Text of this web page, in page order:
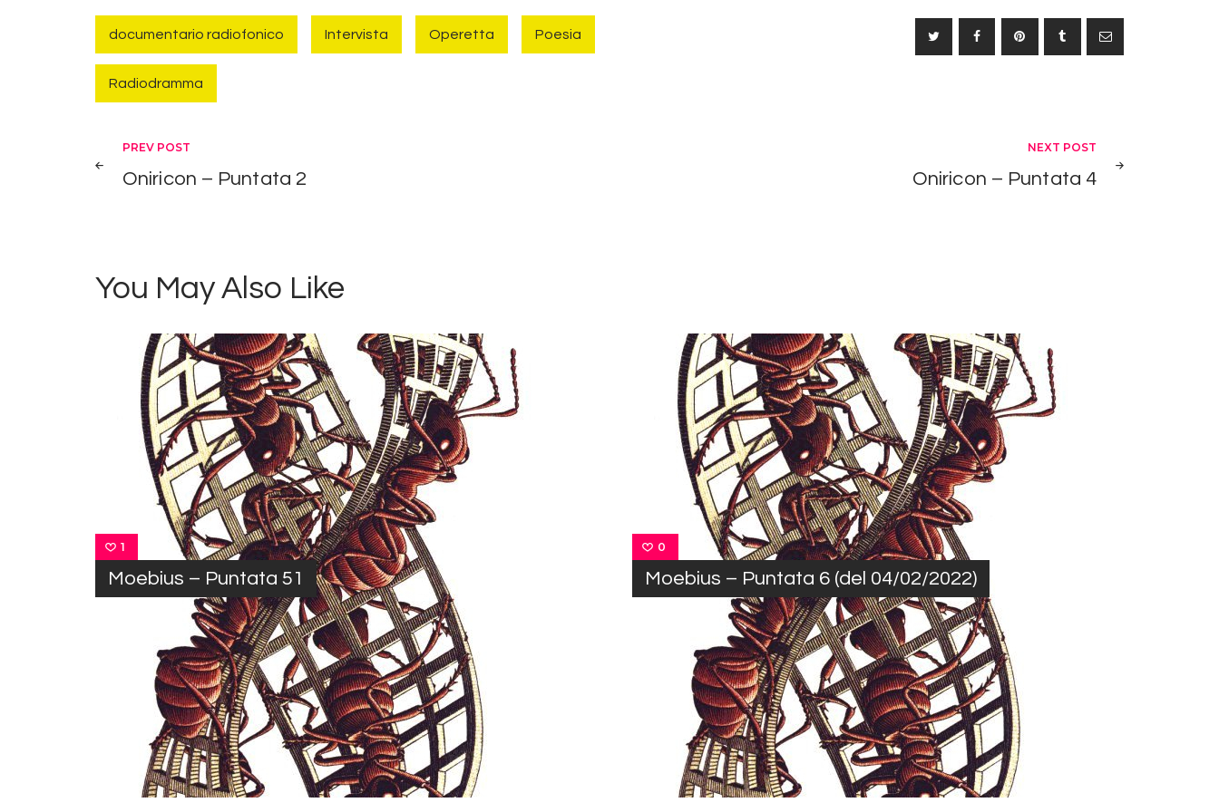
freccia
su/giù
per
il
volume.
documentario radiofonico Intervista Operetta Poesia
Radiodramma
Navigazione
PREV POST
Oniricon – Puntata 2
NEXT POST
Oniricon – Puntata 4
You May Also Like
1
Moebius – Puntata 51
0
Moebius – Puntata 6 (del 04/02/2022)